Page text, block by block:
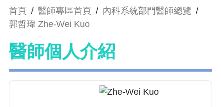
首頁 / 醫師專區首頁 / 內科系統部門醫師總覽 /
郭哲瑋 Zhe-Wei Kuo
醫師個人介紹